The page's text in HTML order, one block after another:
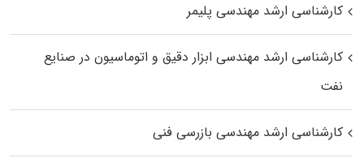
کارشناسی ارشد مهندسی پلیمر
کارشناسی ارشد مهندسی ابزار دقیق و اتوماسیون در صنایع
نفت
کارشناسی ارشد مهندسی بازرسی فنی